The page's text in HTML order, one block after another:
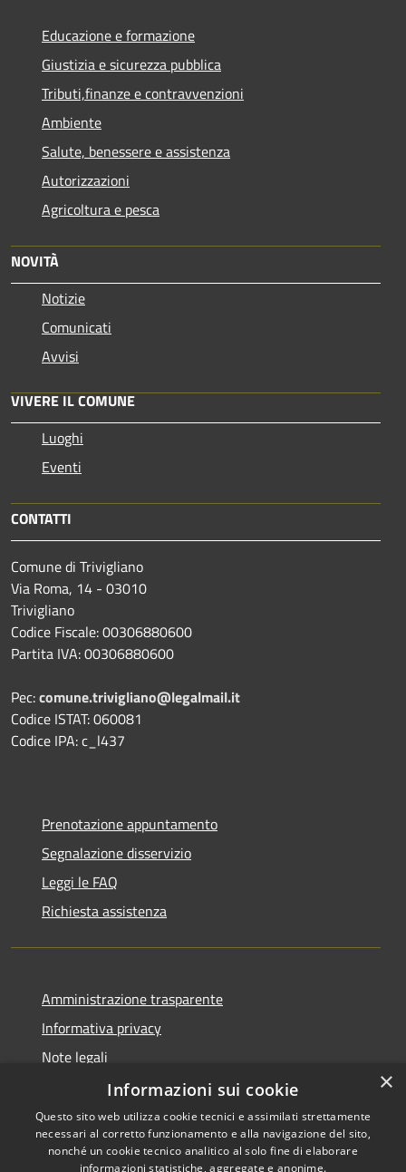
Educazione e formazione
Giustizia e sicurezza pubblica
Tributi,finanze e contravvenzioni
Ambiente
Salute, benessere e assistenza
Autorizzazioni
Agricoltura e pesca
NOVITÀ
Notizie
Comunicati
Avvisi
VIVERE IL COMUNE
Luoghi
Eventi
CONTATTI
Comune di Trivigliano
Via Roma, 14 - 03010
Trivigliano
Codice Fiscale: 00306880600
Partita IVA: 00306880600
Pec:comune.trivigliano@legalmail.it
Codice ISTAT: 060081
Codice IPA: c_l437
Prenotazione appuntamento
Segnalazione disservizio
Leggi le FAQ
Richiesta assistenza
Amministrazione trasparente
Informativa privacy
Note legali
Dichiarazione di accessibilità
×
Informazioni sui cookie
Questo sito web utilizza cookie tecnici e assimilati strettamente
necessari al corretto funzionamento e alla navigazione del sito,
nonché un cookie tecnico analitico al solo fine di elaborare
informazioni statistiche, aggregate e anonime.